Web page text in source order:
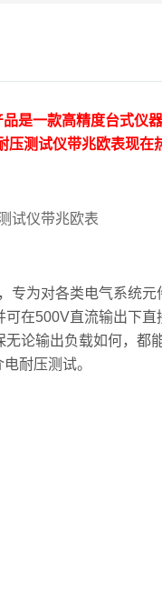
是一款高精度台式仪
压测试仪带兆欧表现在
为对各类电气系统元
在500V直流输出下
论输出负载如何，都
耐压测试。